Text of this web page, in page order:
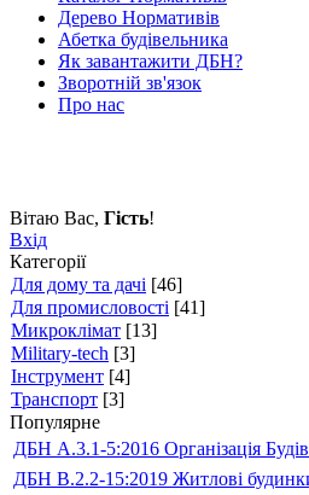
Дерево Нормативів
Абетка будівельника
Як завантажити ДБН?
Зворотній зв'язок
Про нас
Вітаю Вас, Гість!
Вхід
Категорії
Для дому та дачі [46]
Для промисловості [41]
Микроклімат [13]
Military-tech [3]
Інструмент [4]
Транспорт [3]
Популярне
ДБН А.3.1-5:2016 Організація
ДБН В.2.2-15:2019 Житлові